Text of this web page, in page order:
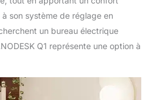
son système de réglage en
un bureau électrique
Q1 représente une option à